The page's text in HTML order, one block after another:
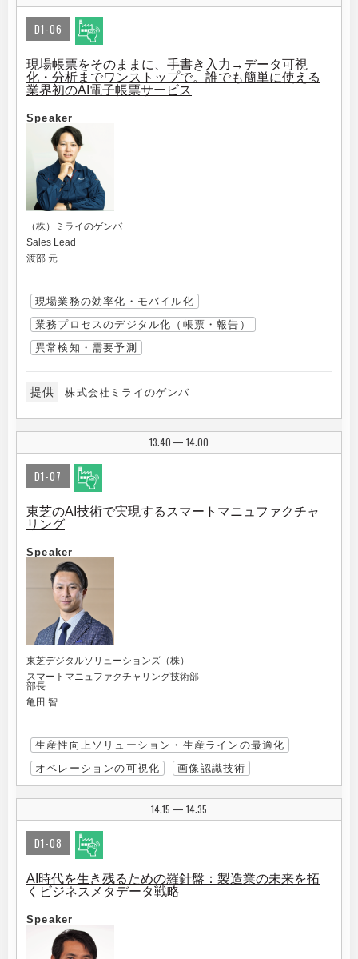
D1-06
現場帳票をそのままに、手書き入力→データ可視
化・分析までワンストップで。誰でも簡単に使える
業界初のAI電子帳票サービス
Speaker
（株）ミライのゲンバ
Sales Lead
渡部 元
現場業務の効率化・モバイル化
業務プロセスのデジタル化（帳票・報告）
異常検知・需要予測
提供 株式会社ミライのゲンバ
13:40 | 14:00
D1-07
東芝のAI技術で実現するスマートマニュファクチャ
リング
Speaker
東芝デジタルソリューションズ（株）
スマートマニュファクチャリング技術部
部長
亀田 智
生産性向上ソリューション・生産ラインの最適化
オペレーションの可視化
画像認識技術
14:15 | 14:35
D1-08
AI時代を生き残るための羅針盤：製造業の未来を拓
くビジネスメタデータ戦略
Speaker